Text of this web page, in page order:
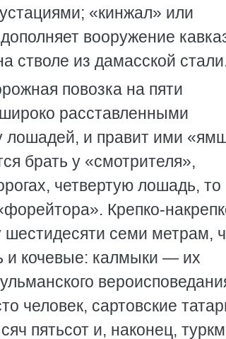
«кинжал» или
вооружение
стволе из дамасской
повозка на пяти
расставленными
лошадей, и правит ими
брать у «смотрителя»,
четвертую лошадь, то
Крепко-
семи метрам,
и кочевые: калмыки — их
человек, сартовские
пятьсот и, наконец,